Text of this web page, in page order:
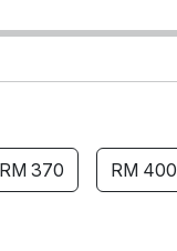
RM 370 RM 400